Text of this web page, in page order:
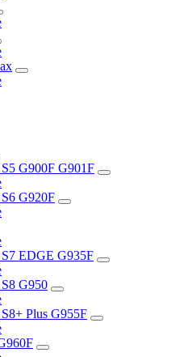
G900F G901F
G920F
EDGE G935F
G950
Plus G955F